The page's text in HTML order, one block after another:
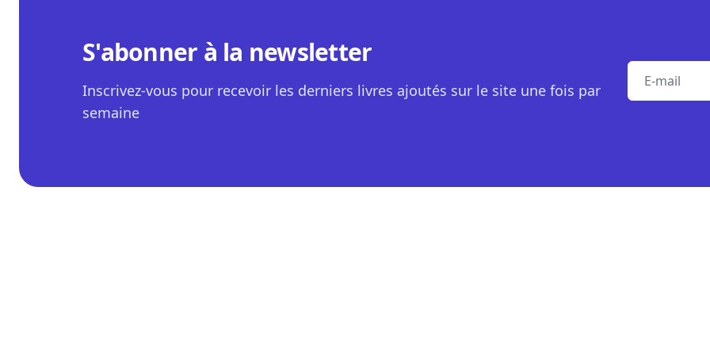
S'abonner à la newsletter
Inscrivez-vous pour recevoir les derniers livres ajoutés sur le site une fois par
semaine
E-mail